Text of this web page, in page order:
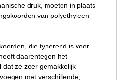
druk, moeten in plaats
van polyethyleen
die typerend is voor
daarentegen het
dat ze zeer gemakkelijk
met verschillende,